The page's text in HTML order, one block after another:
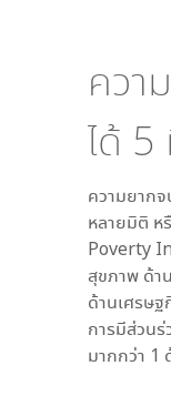
ควา
ได้ 5
ความยาก
หลายมิติ
Poverty
สุขภาพ ด้า
ด้านเศรษ
การมีส่วน
มากกว่า 1